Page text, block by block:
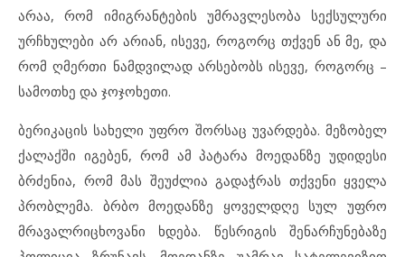
არაა, რომ იმიგრანტების უმრავლესობა სექსულური
ურჩხულები არ არიან, ისევე, როგორც თქვენ ან მე, და
რომ ღმერთი ნამდვილად არსებობს ისევე, როგორც –
სამოთხე და ჯოჯოხეთი.
ბერიკაცის სახელი უფრო შორსაც უვარდება. მეზობელ
ქალაქში იგებენ, რომ ამ პატარა მოედანზე უდიდესი
ბრძენია, რომ მას შეუძლია გადაჭრას თქვენი ყველა
პრობლემა. ბრბო მოედანზე ყოველდღე სულ უფრო
მრავალრიცხოვანი ხდება. წესრიგის შენარჩუნებაზე